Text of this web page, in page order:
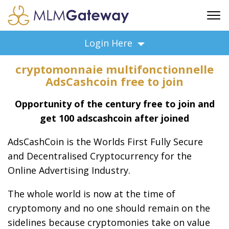
ADVERTISING
FAQ
BUSINESS ANNOUNCEMENTS
FEATURED PROFESSIONALS
BUSINESS OPPORTUNITIES
Login Here
cryptomonnaie multifonctionnelle
AdsCashcoin free to join
Opportunity of the century free to join and
get 100 adscashcoin after joined
AdsCashCoin is the Worlds First Fully Secure
and Decentralised Cryptocurrency for the
Online Advertising Industry.
The whole world is now at the time of
cryptomony and no one should remain on the
sidelines because cryptomonies take on value